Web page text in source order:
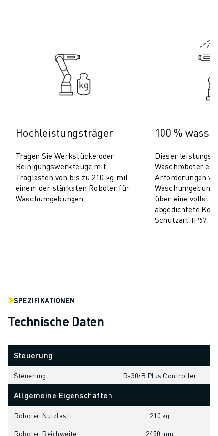
LUFT- UND RAUMFAHRT
ELEKTRISCHE FAHRZEUGE
KUNSTSTOFFE
LAGERHALTUNG, LOGISTIK, POST & PAKET
APPLIKATIONEN
ALLE APPLIKATIONEN
5-ACHS-BEARBEITUNG
LICHTBOGENSCHWEISSEN
MATERIALHANDHABUNG
LACKIEREN
PALETTIEREN
VISION INSPEKTION
DRAHTERODIERMASCHINE
FALLBEISPIELE
KUNDENDIENST
KUNDENBETREUUNG
FANUC PLANS
FIELD & WARTUNG
Hochleistungsträger
Tragen Sie Werkstücke oder
Reinigungswerkzeuge mit
Traglasten von bis zu 210 kg mit
einem der stärksten Roboter für
Waschumgebungen.
100 %
Dieser
Waschroboter
Anforderungen
über eine
abgedichtete
Schutzart IP67.
SPEZIFIKATIONEN
Technische Daten
Steuerung
Steuerung R-30𝑖B Plus Controller
Allgemeine Eigenschaften
Roboter Nutzlast 210 kg
Roboter Reichweite 2450 mm